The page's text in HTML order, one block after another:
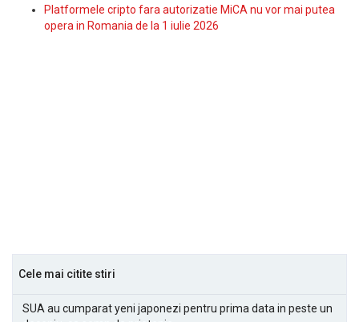
Platformele cripto fara autorizatie MiCA nu vor mai putea
opera in Romania de la 1 iulie 2026
Cele mai citite stiri
SUA au cumparat yeni japonezi pentru prima data in peste un